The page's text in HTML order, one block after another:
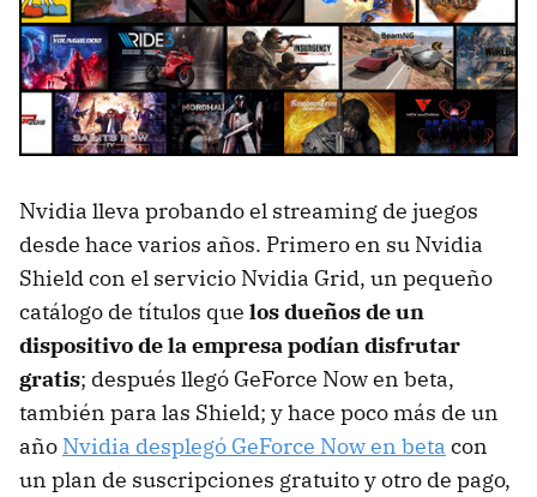
Nvidia lleva probando el streaming de juegos
desde hace varios años. Primero en su Nvidia
Shield con el servicio Nvidia Grid, un pequeño
catálogo de títulos que los dueños de un
dispositivo de la empresa podían disfrutar
gratis; después llegó GeForce Now en beta,
también para las Shield; y hace poco más de un
año Nvidia desplegó GeForce Now en beta con
un plan de suscripciones gratuito y otro de pago,